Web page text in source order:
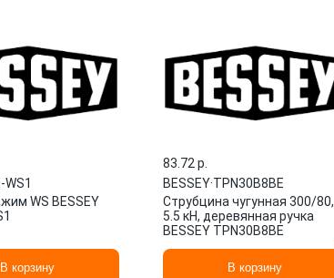
WS1
WS BESSEY
В корзину
83.72 p.
BESSEY·TPN30B8BE
Струбцина чугунная 300/80,
5.5 кН, деревянная ручка
BESSEY TPN30B8BE
В корзину